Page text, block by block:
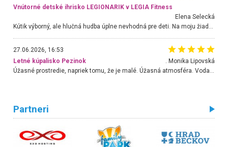
Vnútorné detské ihrisko LEGIONARIK v LEGIA Fitness
Elena Selecká
Kútik výborný, ale hlučná hudba úplne nevhodná pre deti. Na moju žiadosť o aspoň sušenie nereagovali.
27.06.2026, 16:53
Letné kúpalisko Pezinok
. Monika Lipovská
Úžasné prostredie, napriek tomu, že je malé. Úžasná atmosféra. Voda fantastická a nádherná. Ľudí je pomerne veľa, ale su mili a ohľaduplní. Je veľmi zaujímavé sledovať, ako dokážu spolu športovať cudzí ľudia a bez ohľadu na vek. Vládne tu pohoda. Vnuka neviem dostať z vody. Ďakujem za krásny deň . Urcite sa sem vrátim. Jediný problém je s parkovaním, ale aj ten sa mi podarilo vyriešiť. Monika Bratislava
Partneri